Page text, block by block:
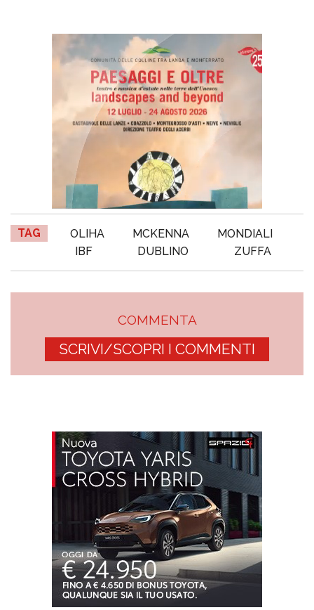
TAG OLIHA MCKENNA
MONDIALI
IBF
DUBLINO ZUFFA
COMMENTA
SCRIVI/SCOPRI I COMMENTI